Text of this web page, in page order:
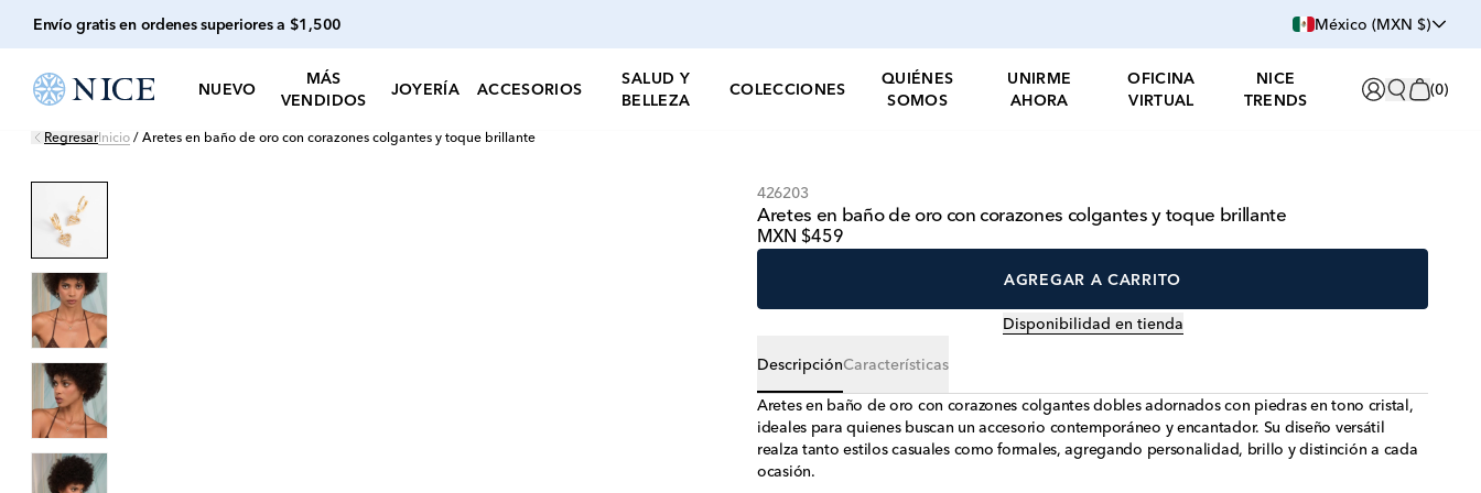
Envío gratis en ordenes superiores a $1,500 México (MXN $)
NUEVO
MÁS
VENDIDOS
JOYERÍA ACCESORIOS
SALUD Y
BELLEZA
COLECCIONES
QUIÉNES
SOMOS
UNIRME
AHORA
OFICINA
VIRTUAL
NICE
TRENDS
(0)
RegresarInicio / Aretes en baño de oro con corazones colgantes y toque brillante
426203
Aretes en baño de oro con corazones colgantes y toque brillante
MXN $459
AGREGAR A CARRITO
Disponibilidad en tienda
DescripciónCaracterísticas
Aretes en baño de oro con corazones colgantes dobles adornados con piedras en tono cristal,
ideales para quienes buscan un accesorio contemporáneo y encantador. Su diseño versátil
realza tanto estilos casuales como formales, agregando personalidad, brillo y distinción a cada
ocasión.